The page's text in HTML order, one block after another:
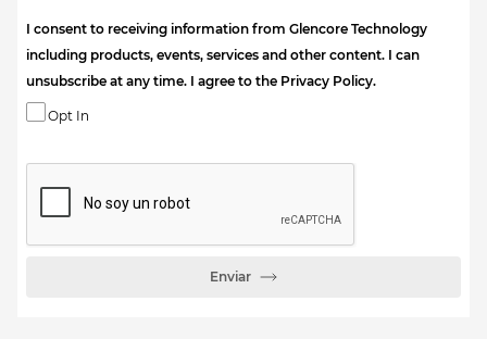
I consent to receiving information from Glencore Technology
including products, events, services and other content. I can
unsubscribe at any time. I agree to the Privacy Policy.
Opt In
Enviar